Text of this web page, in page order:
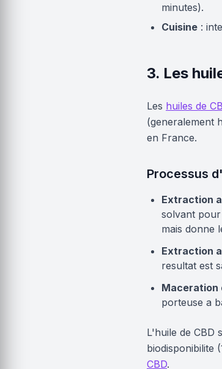
minutes).
Cuisine :
3. Les
Les huiles de
(generalement
en France.
Processus
Extraction
solvant
mais donne
Extraction
resultat est
Maceration
porteuse a
L'huile de CBD
biodisponibilite
CBD.